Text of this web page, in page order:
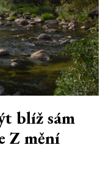
blíž sám
Z mění